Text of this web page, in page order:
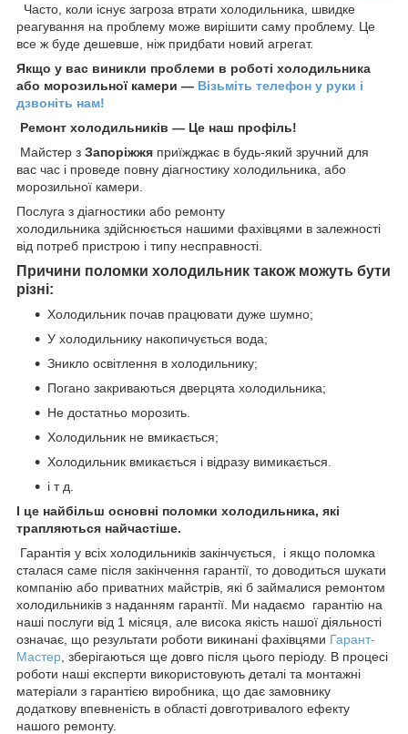
Часто, коли існує загроза втрати холодильника, швидке
реагування на проблему може вирішити саму проблему. Це
все ж буде дешевше, ніж придбати новий агрегат.
Якщо у вас виникли проблеми в роботі холодильника
або морозильної камери ― Візьміть телефон у руки і
дзвоніть нам!
Ремонт холодильників ― Це наш профіль!
Майстер з Запоріжжя приїжджає в будь-який зручний для
вас час і проведе повну діагностику холодильника, або
морозильної камери.
Послуга з діагностики або ремонту
холодильника здійснюється нашими фахівцями в залежності
від потреб пристрою і типу несправності.
Причини поломки холодильник також можуть бути
різні:
Холодильник почав працювати дуже шумно;
У холодильнику накопичується вода;
Зникло освітлення в холодильнику;
Погано закриваються дверцята холодильника;
Не достатньо морозить.
Холодильник не вмикається;
Холодильник вмикається і відразу вимикається.
і т д.
І це найбільш основні поломки холодильника, які
трапляються найчастіше.
Гарантія у всіх холодильників закінчується, і якщо поломка
сталася саме після закінчення гарантії, то доводиться шукати
компанію або приватних майстрів, які б займалися ремонтом
холодильників з наданням гарантії. Ми надаємо гарантію на
наші послуги від 1 місяця, але висока якість нашої діяльності
означає, що результати роботи викинані фахівцями Гарант-
Мастер , зберігаються ще довго після цього періоду. В процесі
роботи наші експерти використовують деталі та монтажні
матеріали з гарантією виробника, що дає замовнику
додаткову впевненість в області довготривалого ефекту
нашого ремонту.